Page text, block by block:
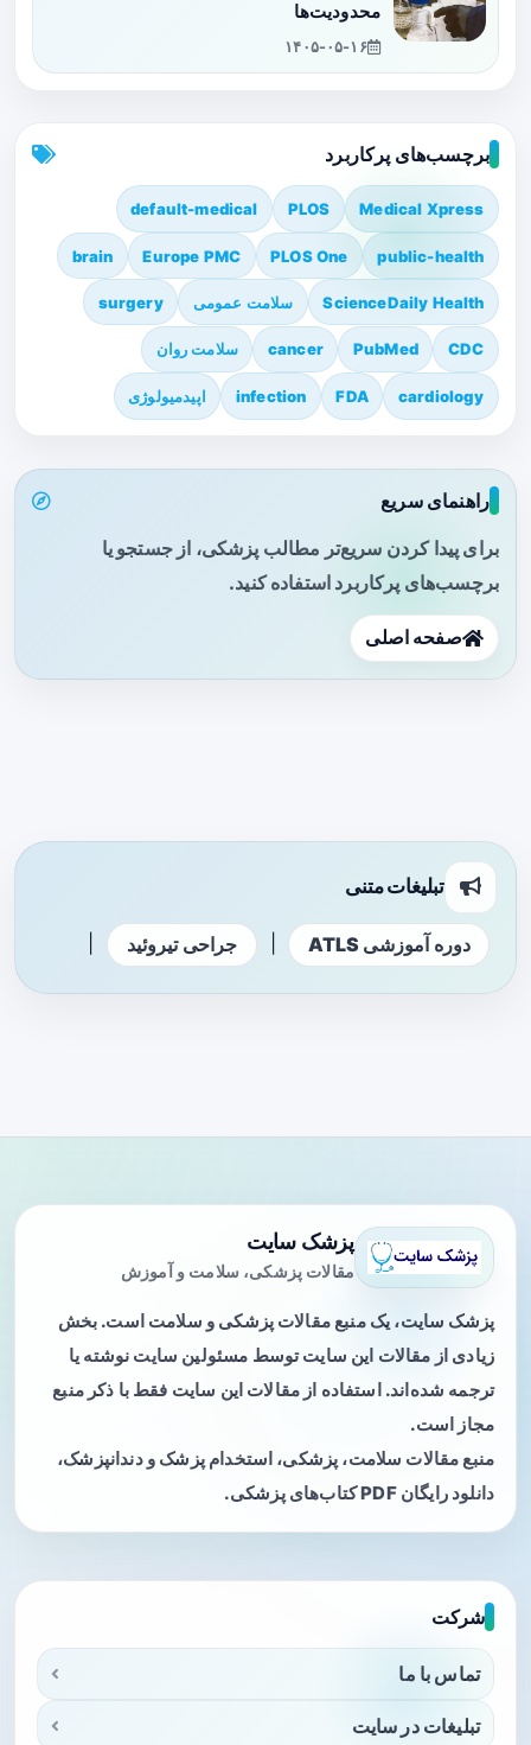
محدودیت‌ها
۱۴۰۵-۰۵-۱۶
برچسب‌های پرکاربرد
Medical Xpress
PLOS
default-medical
public-health
PLOS One
Europe PMC
brain
ScienceDaily Health سلامت عمومی surgery
CDC
PubMed
cancer سلامت روان
cardiology
FDA
infection اپیدمیولوژی
راهنمای سریع
برای پیدا کردن سریع‌تر مطالب پزشکی، از جستجو یا
برچسب‌های پرکاربرد استفاده کنید.
صفحه اصلی
تبلیغات متنی
دوره آموزشی ATLS جراحی تیروئید
پزشک سایت
مقالات پزشکی، سلامت و آموزش
پزشک سایت، یک منبع مقالات پزشکی و سلامت است. بخش
زیادی از مقالات این سایت توسط مسئولین سایت نوشته یا
ترجمه شده‌اند. استفاده از مقالات این سایت فقط با ذکر منبع
مجاز است.
منبع مقالات سلامت، پزشکی، استخدام پزشک و دندانپزشک،
دانلود رایگان PDF کتاب‌های پزشکی.
شرکت
تماس با ما
تبلیغات در سایت